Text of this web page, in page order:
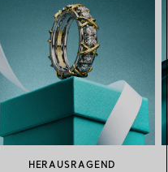
HERAUSRAGEND